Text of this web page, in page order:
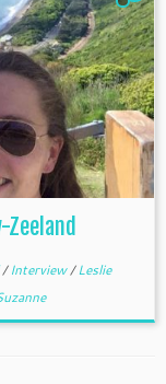
/Interview/Leslie